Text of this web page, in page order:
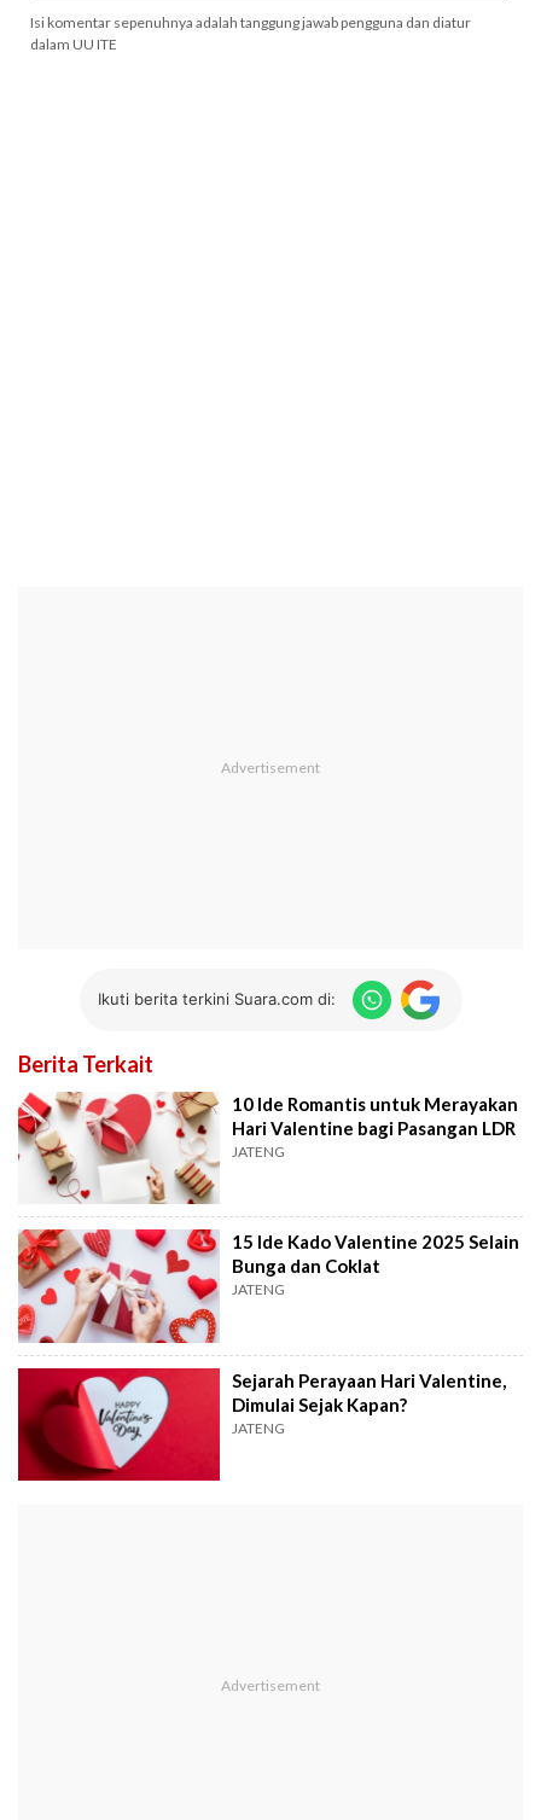
Isi komentar sepenuhnya adalah tanggung jawab pengguna dan diatur
dalam UU ITE
Ikuti berita terkini Suara.com di:
Berita Terkait
10 Ide Romantis untuk Merayakan
Hari Valentine bagi Pasangan LDR
JATENG
15 Ide Kado Valentine 2025 Selain
Bunga dan Coklat
JATENG
Sejarah Perayaan Hari Valentine,
Dimulai Sejak Kapan?
JATENG